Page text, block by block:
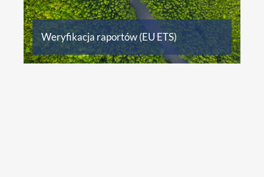
Weryfikacja raportów (EU ETS)